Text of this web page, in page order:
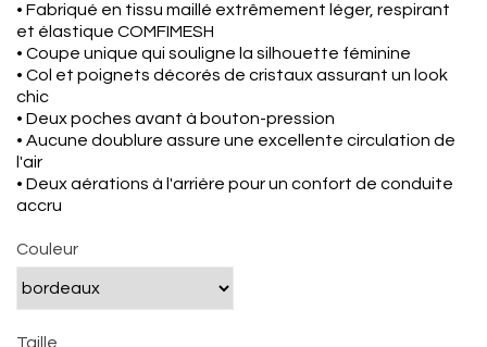
• Fabriqué en tissu maillé extrêmement léger, respirant
et élastique COMFIMESH
• Coupe unique qui souligne la silhouette féminine
• Col et poignets décorés de cristaux assurant un look
chic
• Deux poches avant à bouton-pression
• Aucune doublure assure une excellente circulation de
l'air
• Deux aérations à l'arrière pour un confort de conduite
accru
Couleur
Taille